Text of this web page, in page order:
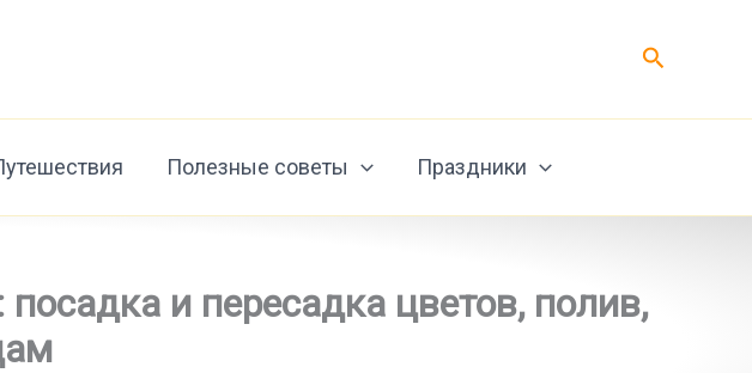
Поиск
Полезные советы Праздники
и пересадка цветов, полив,